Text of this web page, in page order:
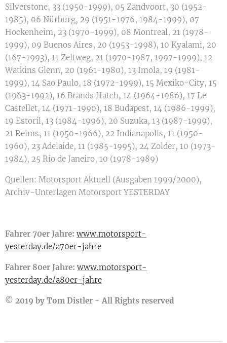
Silverstone, 33 (1950-1999), 05 Zandvoort, 30 (1952-
1985), 06 Nürburg, 29 (1951-1976, 1984-1999), 07
Hockenheim, 23 (1970-1999), 08 Montreal, 21 (1978-
1999), 09 Buenos Aires, 20 (1953-1998), 10 Kyalami, 20
(167-1993), 11 Zeltweg, 21 (1970-1987, 1997-1999), 12
Watkins Glenn, 20 (1961-1980), 13 Imola, 19 (1981-
1999), 14 Sao Paulo, 18 (1972-1999), 15 Mexiko-City, 15
(1963-1992), 16 Brands Hatch, 14 (1964-1986), 17 Le
Castellet, 14 (1971-1990), 18 Budapest, 14 (1986-1999),
19 Estoril, 13 (1984-1996), 20 Suzuka, 13 (1987-1999),
21 Reims, 11 (1950-1966), 22 Indianapolis, 11 (1950-
1960), 23 Adelaide, 11 (1985-1995), 24 Zolder, 10 (1973-
1984), 25 Rio de Janeiro, 10 (1978-1989)
Quellen: Motorsport Aktuell (Ausgaben 1999/2000),
Archiv-Unterlagen Motorsport YESTERDAY
Fahrer 70er Jahre: www.motorsport-
yesterday.de/a70er-jahre
Fahrer 80er Jahre: www.motorsport-
yesterday.de/a80er-jahre
© 2019 by Tom Distler - All Rights reserved